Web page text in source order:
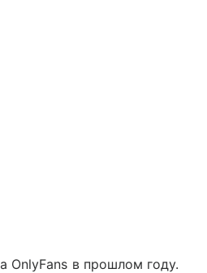
OnlyFans в прошлом году.